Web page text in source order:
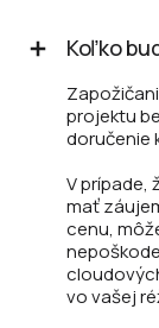
Koľko
projektu
doručenie
V prípade,
mať
cenu,
vo vašej